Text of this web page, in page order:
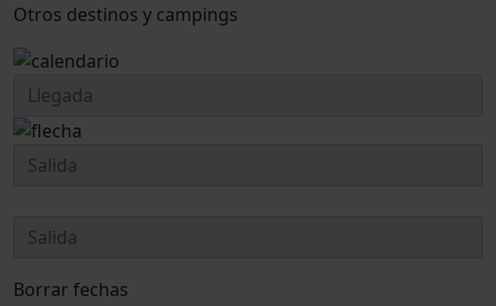
Otros destinos y campings
Borrar fechas